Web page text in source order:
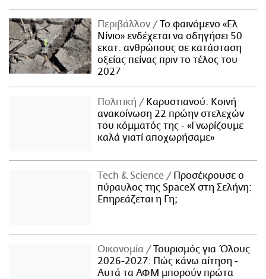
Περιβάλλον
Το φαινόμενο «Ελ
Νίνιο» ενδέχεται να οδηγήσει 50
εκατ. ανθρώπους σε κατάσταση
οξείας πείνας πριν το τέλος του
2027
Πολιτική
Καρυστιανού: Κοινή
ανακοίνωση 22 πρώην στελεχών
του κόμματός της - «Γνωρίζουμε
καλά γιατί αποχωρήσαμε»
Τech & Science
Προσέκρουσε ο
πύραυλος της SpaceX στη Σελήνη:
Επηρεάζεται η Γη;
Οικονομία
Τουρισμός για Όλους
2026-2027: Πώς κάνω αίτηση -
Αυτά τα ΑΦΜ μπορούν πρώτα